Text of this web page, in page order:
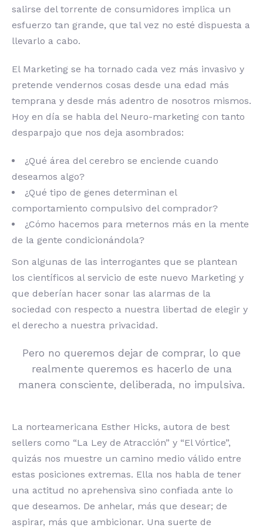
salirse del torrente de consumidores implica un
esfuerzo tan grande, que tal vez no esté dispuesta a
llevarlo a cabo.
El Marketing se ha tornado cada vez más invasivo y
pretende vendernos cosas desde una edad más
temprana y desde más adentro de nosotros mismos.
Hoy en día se habla del Neuro-marketing con tanto
desparpajo que nos deja asombrados:
¿Qué área del cerebro se enciende cuando
deseamos algo?
¿Qué tipo de genes determinan el
comportamiento compulsivo del comprador?
¿Cómo hacemos para meternos más en la mente
de la gente condicionándola?
Son algunas de las interrogantes que se plantean
los científicos al servicio de este nuevo Marketing y
que deberían hacer sonar las alarmas de la
sociedad con respecto a nuestra libertad de elegir y
el derecho a nuestra privacidad.
Pero no queremos dejar de comprar, lo que
realmente queremos es hacerlo de una
manera consciente, deliberada, no impulsiva.
La norteamericana Esther Hicks, autora de best
sellers como “La Ley de Atracción” y “El Vórtice”,
quizás nos muestre un camino medio válido entre
estas posiciones extremas. Ella nos habla de tener
una actitud no aprehensiva sino confiada ante lo
que deseamos. De anhelar, más que desear; de
aspirar, más que ambicionar. Una suerte de